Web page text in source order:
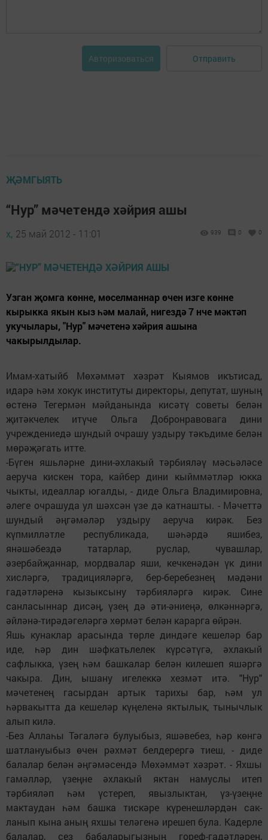
Авторизоваться Отправить
ҖӘМГЫЯТЬ
“Нур” мәчетендә хәйрия ашы
х, 25 май 2012 - 11:01 939 0 0
Узган җомга көнне, мөселманнар өчен изге көнне
кырыкка якын кыз һәм малай, нигездә 7 нче мәктәп
укучылары, "Нур" мәчетенә хәйрия ашына
чакырылдылар.
Имам-хатыйб Мөхәммәт хәзрәт Кыямов икътисад,
идарә һәм хокук институты директоры, депутат, шуның
өстенә Тегермән мәйданында кисәтү советы белән
җитәкчелек итүче Ольга Добронравовага дини
учреждениедә шундый очрашу уздыру тәкъдиме белән
мөрәҗәгать итте.
-Бүген яшьләрне дини-әхлакый тәрбияләү мәсьәләсе
аеруча кискен тора, кайбер дини кыйммәтләр юкка
чыкты, идеаллар югалды, - диде Ольга Владимировна,
әлеге очрашуда ул шәхсән үзе дә катнашты. - Мәчеттә
шундый әңгәмәләр уздыру аеруча кирәк. Без
күпмилләтле республикада, шәһәрдә яшибез,
янәшәбездә татарлар, руслар, чувашлар,
әзербайҗаннар, мордвалар яши, кечкенәдән үк дини
хисләргә, традицияләргә, бер-беребезнең мәдәни
гадәтләренә кызыксыну тәрбияләргә кирәк. Сине
санласыннар дисәң, үзең дә әти-әниеңә, өлкәннәргә,
әйләнә-тирәдәгеләргә хөрмәт белән карарга өйрән.
Яшь кунаклар арасында төрле диндәге кешеләр бар
иде, һәр дин шәфкатьлелек күрсәтүгә, әхлакый
сафлыкка, үзең һәм башкалар белән килешеп яшәргә
чакыра. Дин, ышану игелеккә хезмәт итә. "Нур"
мәчетенең гасырдан артык тарихы бар, һәм ул
һәрвакытта да кешеләр күңеленә яктылык, тынычлык
алып килә.
-Без Аллаһы Тәгаләгә булуыбыз, яшәвебез, һәр көнгә
шатлануыбыз өчен рәхмәт белдерергә тиеш, - диде
балалар белән әңгәмәсендә Мөхәммәт хәзрәт. - Яхшы
гамәлләр, үзеңне әхлакый яктан намуслы итеп
тәрбияләп һәм үстереп, явызлыктан, үз-үзеңне
мактаудан һәм башка тискәре күренешләрдән сак­
ланып кына аның яхшы теләгенә ирешеп була. Кадерле
балалар, сез бабаларыгызның гореф-гадәтләрен,